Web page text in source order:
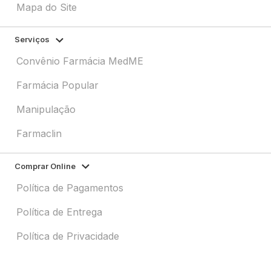
Mapa do Site
Serviços
Convênio Farmácia MedME
Farmácia Popular
Manipulação
Farmaclin
Comprar Online
Política de Pagamentos
Política de Entrega
Política de Privacidade